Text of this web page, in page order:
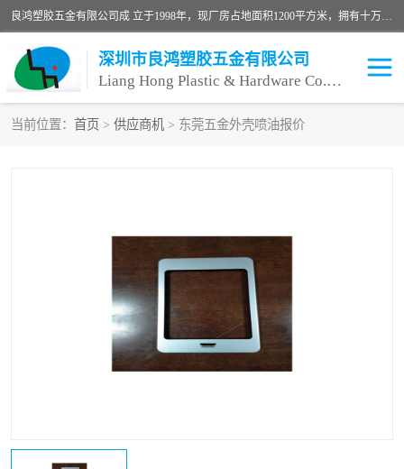
良鸿塑胶五金有限公司成 立于1998年，现厂房占地面积1200平方米，拥有十万级无尘车间，自动喷涂线1条，手动喷涂线2条，丝印移印滚印烫印拉线1条，本公司自建厂以来一直 以“顾客、品质、服务三个第一”为原则，从来货到处理、喷漆、烘烤、品检、包装等每一道工序都严格把持质量关，竭诚为广大朋友、客户服务。现如今已深得广 大客户信赖。
深圳市良鸿塑胶五金有限公司
Liang Hong Plastic & Hardware Co. Ltd
当前位置： 首页 > 供应商机 > 东莞五金外壳喷油报价